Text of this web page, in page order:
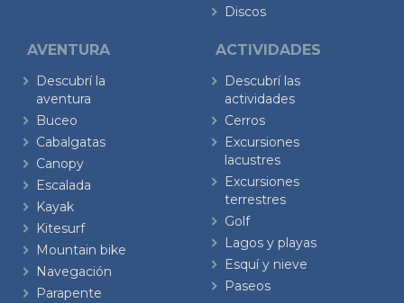
Discos
AVENTURA
Descubrí la
aventura
Buceo
Cabalgatas
Canopy
Escalada
Kayak
Kitesurf
Mountain bike
Navegación
Parapente
ACTIVIDADES
Descubrí las
actividades
Cerros
Excursiones
lacustres
Excursiones
terrestres
Golf
Lagos y playas
Esquí y nieve
Paseos